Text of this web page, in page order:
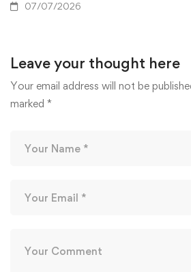
07/07/2026
Leave your thought here
Your email address will not be
marked *